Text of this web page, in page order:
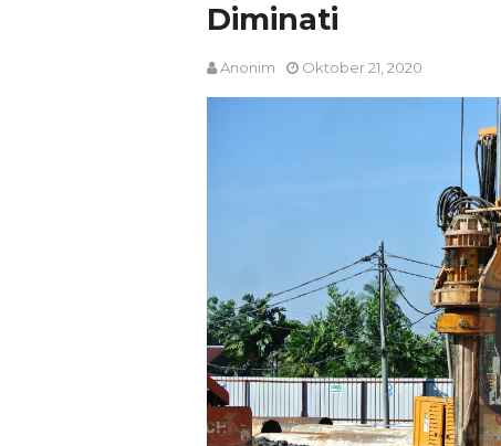
Diminati
Anonim Oktober 21, 2020